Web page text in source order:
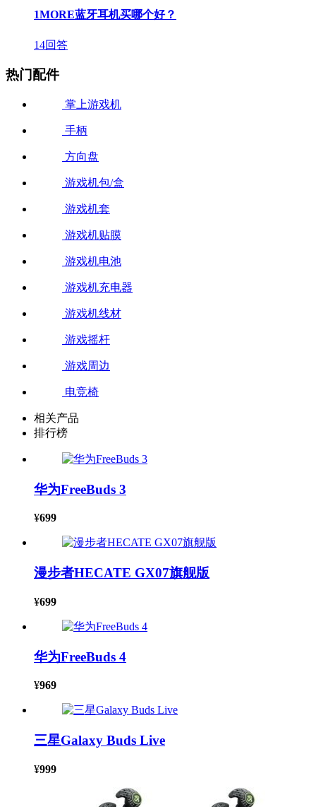
1MORE蓝牙耳机买哪个好？
14回答
热门配件
掌上游戏机
手柄
方向盘
游戏机包/盒
游戏机套
游戏机贴膜
游戏机电池
游戏机充电器
游戏机线材
游戏摇杆
游戏周边
电竞椅
相关产品
排行榜
华为FreeBuds 3
¥699
漫步者HECATE GX07旗舰版
¥699
华为FreeBuds 4
¥969
三星Galaxy Buds Live
¥999